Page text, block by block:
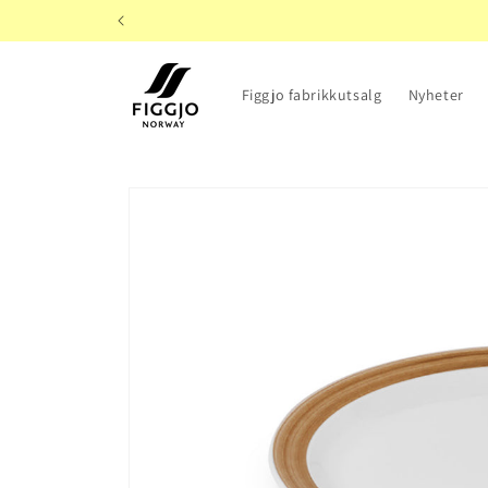
innholdet
Figgjo fabrikkutsalg Nyheter